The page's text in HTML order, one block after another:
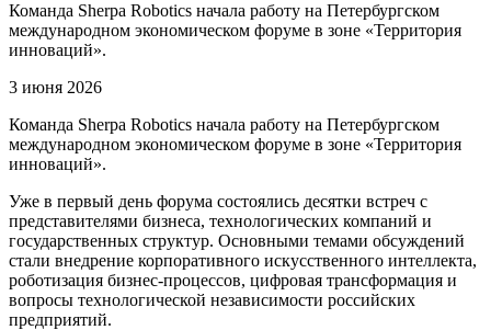
Команда Sherpa Robotics начала работу на Петербургском
международном экономическом форуме в зоне «Территория
инноваций».
3 июня 2026
Команда Sherpa Robotics начала работу на Петербургском
международном экономическом форуме в зоне «Территория
инноваций».
Уже в первый день форума состоялись десятки встреч с
представителями бизнеса, технологических компаний и
государственных структур. Основными темами обсуждений
стали внедрение корпоративного искусственного интеллекта,
роботизация бизнес-процессов, цифровая трансформация и
вопросы технологической независимости российских
предприятий.